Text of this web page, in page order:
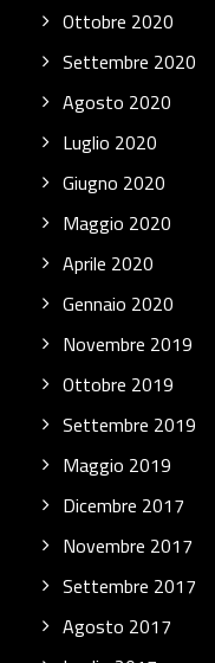
Ottobre 2020
Settembre 2020
Agosto 2020
Luglio 2020
Giugno 2020
Maggio 2020
Aprile 2020
Gennaio 2020
Novembre 2019
Ottobre 2019
Settembre 2019
Maggio 2019
Dicembre 2017
Novembre 2017
Settembre 2017
Agosto 2017